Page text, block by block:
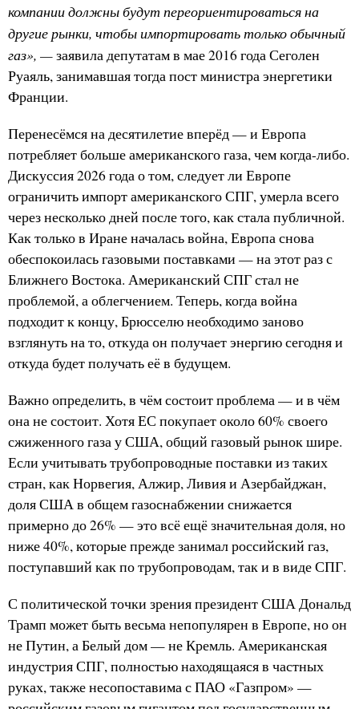
компании должны будут переориентироваться на
другие рынки, чтобы импортировать только обычный
газ», —заявила депутатам в мае 2016 года Сеголен
Руаяль, занимавшая тогда пост министра энергетики
Франции.
Перенесёмся на десятилетие вперёд — и Европа
потребляет больше американского газа, чем когда-либо.
Дискуссия 2026 года о том, следует ли Европе
ограничить импорт американского СПГ, умерла всего
через несколько дней после того, как стала публичной.
Как только в Иране началась война, Европа снова
обеспокоилась газовыми поставками — на этот раз с
Ближнего Востока. Американский СПГ стал не
проблемой, а облегчением. Теперь, когда война
подходит к концу, Брюсселю необходимо заново
взглянуть на то, откуда он получает энергию сегодня и
откуда будет получать её в будущем.
Важно определить, в чём состоит проблема — и в чём
она не состоит. Хотя ЕС покупает около 60% своего
сжиженного газа у США, общий газовый рынок шире.
Если учитывать трубопроводные поставки из таких
стран, как Норвегия, Алжир, Ливия и Азербайджан,
доля США в общем газоснабжении снижается
примерно до 26% — это всё ещё значительная доля, но
ниже 40%, которые прежде занимал российский газ,
поступавший как по трубопроводам, так и в виде СПГ.
С политической точки зрения президент США Дональд
Трамп может быть весьма непопулярен в Европе, но он
не Путин, а Белый дом — не Кремль. Американская
индустрия СПГ, полностью находящаяся в частных
руках, также несопоставима с ПАО «Газпром» —